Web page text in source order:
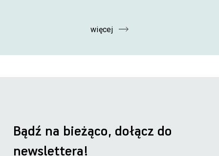
więcej
Bądź na bieżąco, dołącz do
newslettera!